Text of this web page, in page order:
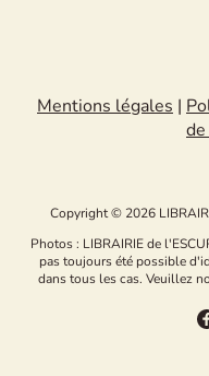
Mentions légales |
Copyright © 2026
Photos : LIBRAIRIE de
pas toujours été possible
dans tous les cas. Veuillez